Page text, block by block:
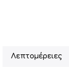
Λεπτομέρειες